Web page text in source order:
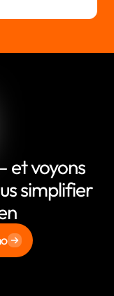
et voyons
simplifier